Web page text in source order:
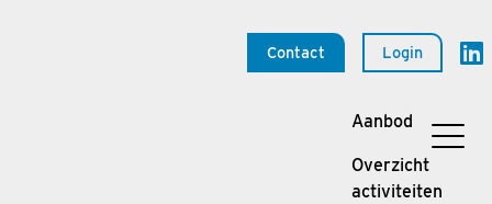
Contact Login
Aanbod
Overzicht
activiteiten